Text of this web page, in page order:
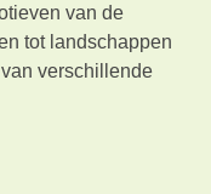
van de
tot landschappen
verschillende